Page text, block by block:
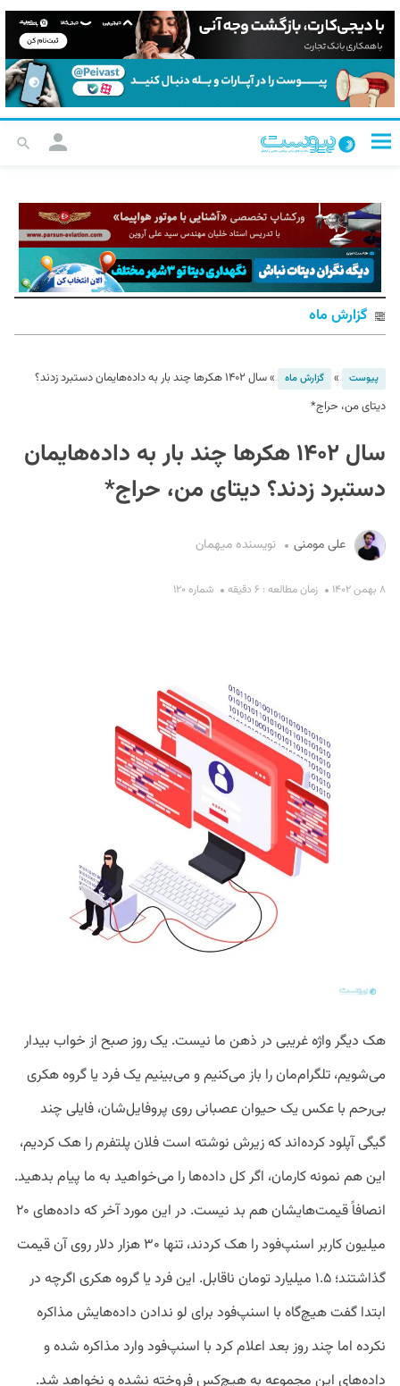
گزارش ماه
پیوست » گزارش ماه »
سال ۱۴۰۲ هکرها چند بار به داده‌هایمان دستبرد زدند؟
دیتای من، حراج*
سال ۱۴۰۲ هکرها چند بار به داده‌هایمان
دستبرد زدند؟ دیتای من، حراج*
علی مومنی نویسنده میهمان
۸ بهمن ۱۴۰۲ زمان مطالعه : ۶ دقیقه شماره ۱۲۰
هک دیگر واژه غریبی در ذهن ما نیست. یک روز صبح از خواب بیدار
می‌شویم، تلگرام‌مان را باز می‌کنیم و می‌بینیم یک فرد یا گروه هکری
بی‌رحم با عکس یک حیوان عصبانی روی پروفایل‌شان، فایلی چند
گیگی آپلود کرده‌اند که زیرش نوشته است فلان پلتفرم را هک کردیم،‌
این هم نمونه کارمان، اگر کل داده‌ها را می‌خواهید به ما پیام بدهید.
انصافاً قیمت‌هایشان هم بد نیست. در این مورد آخر که داده‌های ۲۰
میلیون کاربر اسنپ‌فود را هک کردند، تنها ۳۰ هزار دلار روی آن قیمت
گذاشتند؛ ۱.۵ میلیارد تومان ناقابل. این فرد یا گروه هکری اگرچه در
ابتدا گفت هیچ‌گاه با اسنپ‌فود برای لو ندادن داده‌هایش مذاکره
نکرده اما چند روز بعد اعلام کرد با اسنپ‌فود وارد مذاکره شده و
داده‌های این مجموعه به هیچ‌کس فروخته نشده و نخواهد شد.